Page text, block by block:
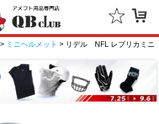
> ミニヘルメット > リデル NFL レプリカミニ